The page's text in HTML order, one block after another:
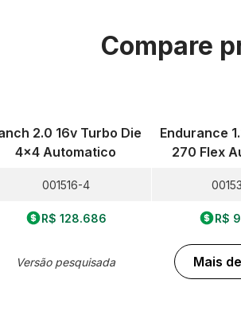
Compare
2.0 16v Turbo Die
4x4 Automatico
001516-4
R$ 128.686
Versão pesquisada
Endurance
270 Flex
R$
Mais